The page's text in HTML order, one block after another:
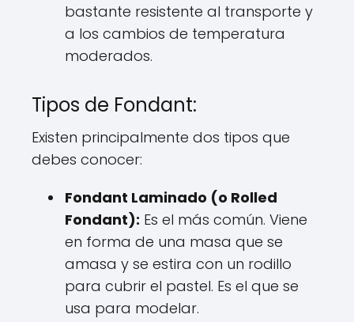
bastante resistente al transporte y
a los cambios de temperatura
moderados.
Tipos de Fondant:
Existen principalmente dos tipos que
debes conocer:
Fondant Laminado (o Rolled
Fondant): Es el más común. Viene
en forma de una masa que se
amasa y se estira con un rodillo
para cubrir el pastel. Es el que se
usa para modelar.